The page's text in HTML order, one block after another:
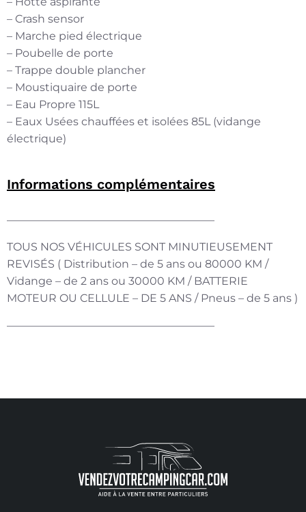
– Crash sensor
– Marche pied électrique
– Poubelle de porte
– Trappe double plancher
– Moustiquaire de porte
– Eau Propre 115L
– Eaux Usées chauffées et isolées 85L (vidange
électrique)
Informations complémentaires
———————————————————
TOUS NOS VÉHICULES SONT MINUTIEUSEMENT
REVISÉS ( Distribution – de 5 ans ou 80000 KM /
Vidange – de 2 ans ou 30000 KM / BATTERIE
MOTEUR OU CELLULE – DE 5 ANS / Pneus – de 5 ans )
———————————————————